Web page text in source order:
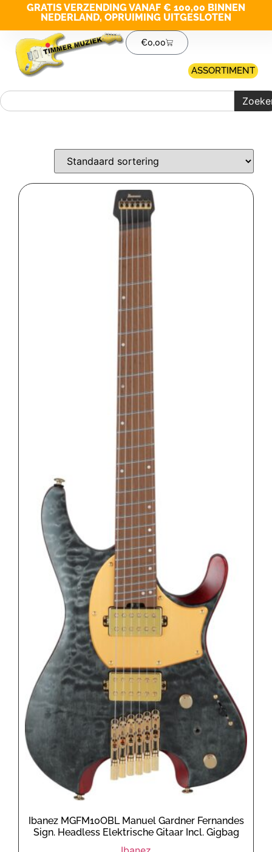
GRATIS VERZENDING VANAF € 100,00 BINNEN
NEDERLAND, OPRUIMING UITGESLOTEN
€0,00
ASSORTIMENT
Merk filter
Ibanez MGFM10OBL Manuel Gardner Fernandes
Sign. Headless Elektrische Gitaar Incl. Gigbag